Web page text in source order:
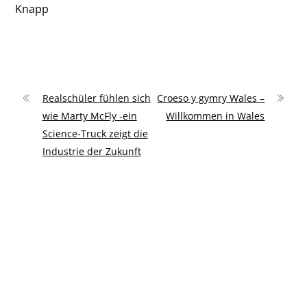
Knapp
Realschüler fühlen sich
wie Marty McFly -ein
Science-Truck zeigt die
Industrie der Zukunft
Croeso y gymry Wales –
Willkommen in Wales